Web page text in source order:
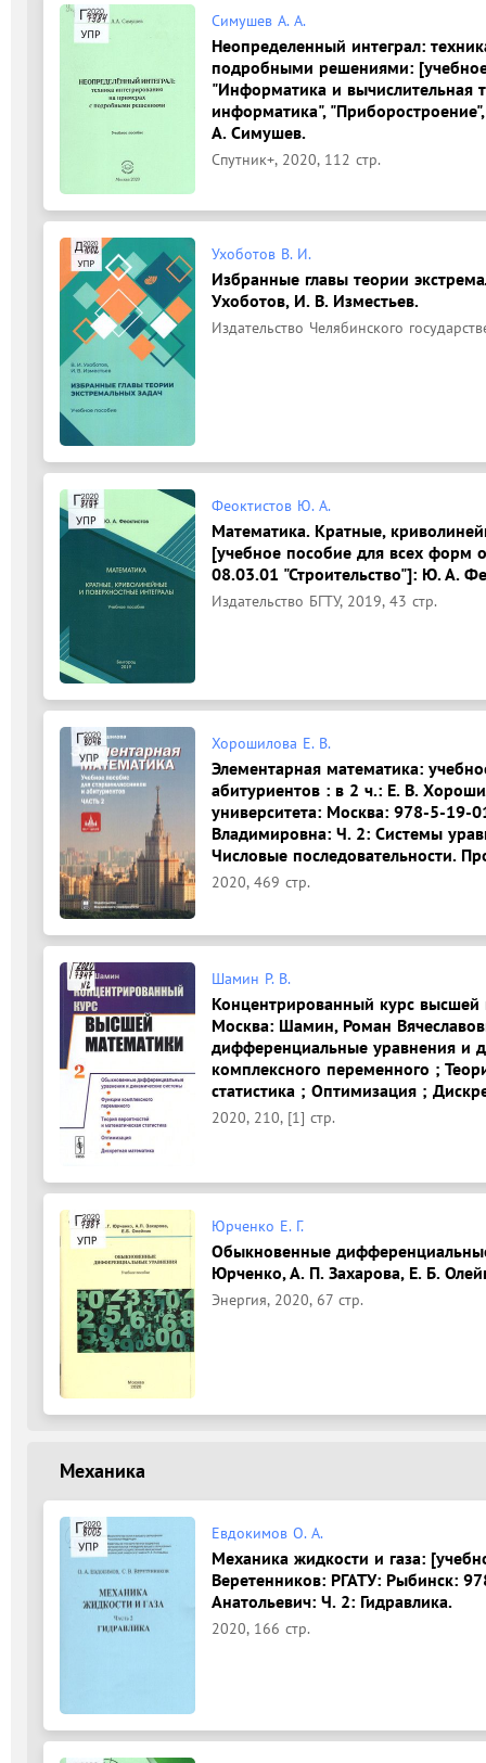
Симушев А. А.
Неопределенный интеграл:
подробными решениями:
"Информатика и вычислительная
информатика",
А. Симушев.
Спутник+, 2020, 112 стр.
Ухоботов В. И.
Избранные главы теории
Ухоботов, И. В. Изместьев.
Издательство Челябинского
Феоктистов Ю. А.
Математика. Кратные,
[учебное пособие для всех форм
08.03.01 "Строительство"]: Ю. А.
Издательство БГТУ, 2019, 43 стр.
Хорошилова Е. В.
Элементарная математика:
абитуриентов : в 2 ч.: Е. В.
университета: Москва: 978-5-19-
Владимировна: Ч. 2: Системы
Числовые последовательности.
2020, 469 стр.
Шамин Р. В.
Концентрированный курс
Москва: Шамин, Роман
дифференциальные уравнения и
комплексного переменного ;
статистика ; Оптимизация ;
2020, 210, [1] стр.
Юрченко Е. Г.
Обыкновенные
Юрченко, А. П. Захарова, Е. Б.
Энергия, 2020, 67 стр.
Механика
Евдокимов О. А.
Механика жидкости и газа:
Веретенников: РГАТУ: Рыбинск:
Анатольевич: Ч. 2: Гидравлика.
2020, 166 стр.